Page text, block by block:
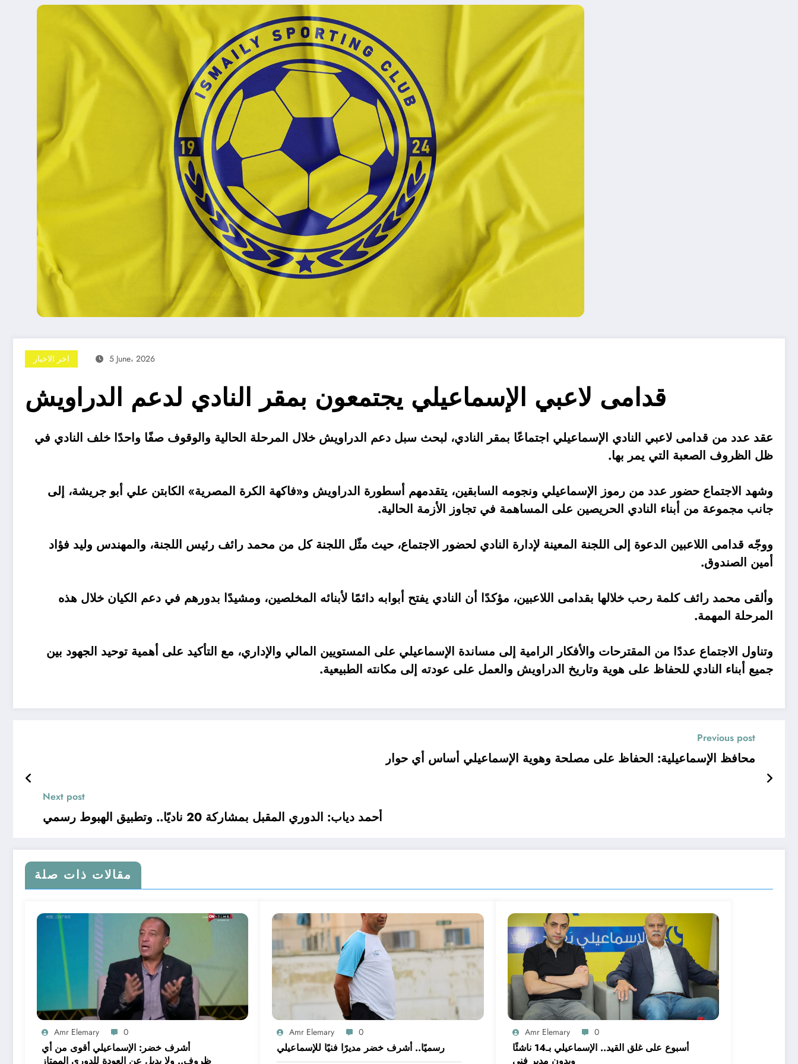
اخر الاخبار 5 June، 2026
قدامى لاعبي الإسماعيلي يجتمعون بمقر النادي لدعم الدراويش
عقد عدد من قدامى لاعبي النادي الإسماعيلي اجتماعًا بمقر النادي، لبحث سبل دعم الدراويش خلال المرحلة الحالية والوقوف صفًا واحدًا خلف النادي في
ظل الظروف الصعبة التي يمر بها.
وشهد الاجتماع حضور عدد من رموز الإسماعيلي ونجومه السابقين، يتقدمهم أسطورة الدراويش و«فاكهة الكرة المصرية» الكابتن علي أبو جريشة، إلى
جانب مجموعة من أبناء النادي الحريصين على المساهمة في تجاوز الأزمة الحالية.
ووجّه قدامى اللاعبين الدعوة إلى اللجنة المعينة لإدارة النادي لحضور الاجتماع، حيث مثّل اللجنة كل من محمد رائف رئيس اللجنة، والمهندس وليد فؤاد
أمين الصندوق.
وألقى محمد رائف كلمة رحب خلالها بقدامى اللاعبين، مؤكدًا أن النادي يفتح أبوابه دائمًا لأبنائه المخلصين، ومشيدًا بدورهم في دعم الكيان خلال هذه
المرحلة المهمة.
وتناول الاجتماع عددًا من المقترحات والأفكار الرامية إلى مساندة الإسماعيلي على المستويين المالي والإداري، مع التأكيد على أهمية توحيد الجهود بين
جميع أبناء النادي للحفاظ على هوية وتاريخ الدراويش والعمل على عودته إلى مكانته الطبيعية.
Previous post
محافظ الإسماعيلية: الحفاظ على مصلحة وهوية الإسماعيلي أساس أي حوار
Next post
أحمد دياب: الدوري المقبل بمشاركة 20 ناديًا.. وتطبيق الهبوط رسمي
مقالات ذات صلة
Amr Elemary 0
أشرف خضر: الإسماعيلي أقوى من أي
ظروف.. ولا بديل عن العودة للدوري الممتاز
Amr Elemary 0
رسميًا.. أشرف خضر مديرًا فنيًا للإسماعيلي
Amr Elemary 0
أسبوع على غلق القيد.. الإسماعيلي بـ14 ناشئًا
وبدون مدير فني